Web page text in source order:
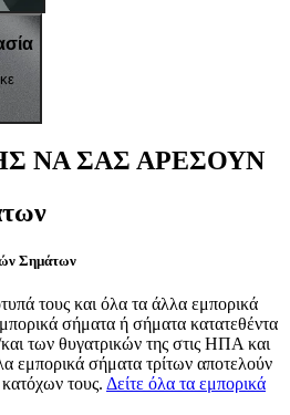
ΝΑ ΣΑΣ ΑΡΕΣΟΥΝ
Σημάτων
τους και όλα τα άλλα εμπορικά
σήματα ή σήματα κατατεθέντα
των θυγατρικών της στις ΗΠΑ και
εμπορικά σήματα τρίτων αποτελούν
κατόχων τους. Δείτε όλα τα εμπορικά